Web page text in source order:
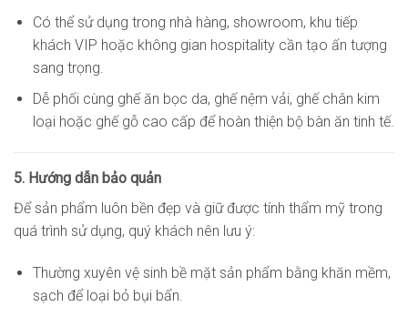
Có thể sử dụng trong nhà hàng, showroom, khu tiếp
khách VIP hoặc không gian hospitality cần tạo ấn tượng
sang trọng.
Dễ phối cùng ghế ăn bọc da, ghế nệm vải, ghế chân kim
loại hoặc ghế gỗ cao cấp để hoàn thiện bộ bàn ăn tinh tế.
5. Hướng dẫn bảo quản
Để sản phẩm luôn bền đẹp và giữ được tính thẩm mỹ trong
quá trình sử dụng, quý khách nên lưu ý:
Thường xuyên vệ sinh bề mặt sản phẩm bằng khăn mềm,
sạch để loại bỏ bụi bẩn.